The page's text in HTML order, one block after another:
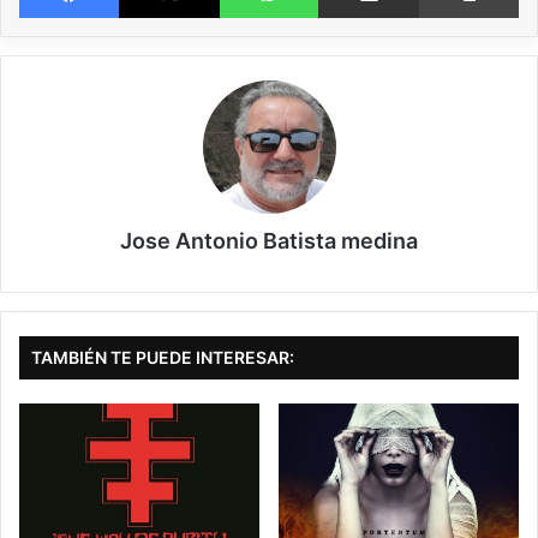
Grupo de Helsinki (Finlandia) que nos trae su quinto disco bajo el título de
“Deafening”. Estamos ante una banda de Thrash Metal no demasiado
conocida (asociamos Finlandia más al Black Metal y al Death Metal
cavernoso), pese a haber cumplido 25 años de existencia (aunque su
primer disco completo es de 2011). Un cuarto de siglo es, hoy en día, una
general, y extrema, en particular.
Se trata de un disco de una duración media, un poco más de 37 minutos,
(“Sardonic Grin”). Son canciones relativamente cortas (alrededor de 3
minutos de media) que se desarrollan a bastante velocidad (dentro de los
(“ensordecedor”) refleja muy bien la música con la que nos “ataca” el
quinteto de Helsinki. Se trata de un Thrash más o menos “puro”, aunque en
algunos temas aparecen ciertos elementos melódicos en las líneas de
guitarra (por ejemplo, en “Death Sentinel”, “Erase and Replace” o “Come in
Peace”), que, no obstante, no rebajan la tralla que meten. En este sentido,
Jose Antonio Batista medina
TAMBIÉN TE PUEDE INTERESAR: